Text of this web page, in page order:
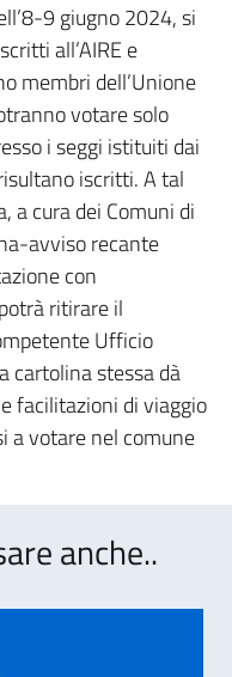
9 giugno 2024, si
all’AIRE e
membri dell’Unione
votare solo
i seggi istituiti dai
iscritti. A tal
a cura dei Comuni di
avviso recante
con
ritirare il
Ufficio
cartolina stessa dà
facilitazioni di viaggio
a votare nel comune
anche..